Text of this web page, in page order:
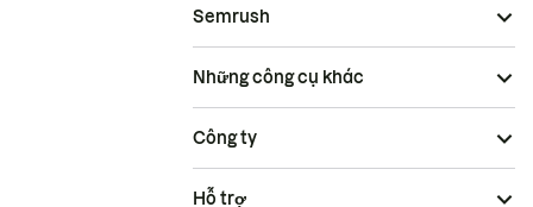
Semrush
Những công cụ khác
Công ty
Hỗ trợ